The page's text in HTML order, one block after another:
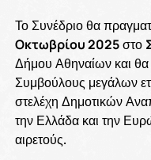
Το Συνέδριο θα
Οκτωβρίου 2025στο
Δήμου Αθηναίων και θα
Συμβούλους μεγάλων
στελέχη Δημοτικών
την Ελλάδα και την
αιρετούς.